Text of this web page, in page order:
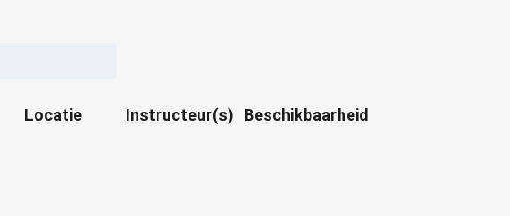
Locatie Instructeur(s) Beschikbaarheid